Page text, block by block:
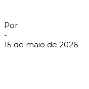
Por
-
15 de maio de 2026